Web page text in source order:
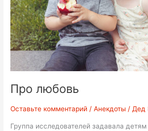
Про любовь
Оставьте комментарий /Анекдоты /Дед
Группа исследователей задавала